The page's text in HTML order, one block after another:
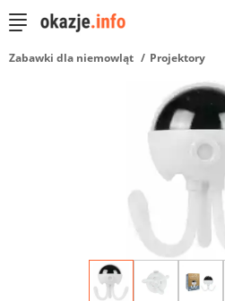
Zabawki dla niemowląt Projektory